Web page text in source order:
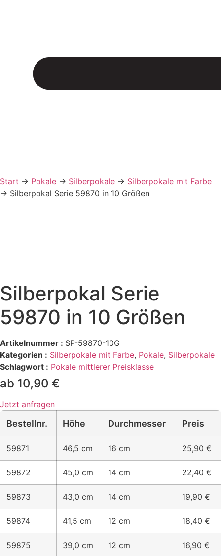
Start → Pokale → Silberpokale → Silberpokale mit Farbe
→ Silberpokal Serie 59870 in 10 Größen
Silberpokal Serie
59870 in 10 Größen
Artikelnummer : SP-59870-10G
Kategorien : Silberpokale mit Farbe, Pokale, Silberpokale
Schlagwort : Pokale mittlerer Preisklasse
ab 10,90 €
Jetzt anfragen
Bestellnr. Höhe Durchmesser Preis
59871 46,5 cm 16 cm 25,90 €
59872 45,0 cm 14 cm 22,40 €
59873 43,0 cm 14 cm 19,90 €
59874 41,5 cm 12 cm 18,40 €
59875 39,0 cm 12 cm 16,90 €